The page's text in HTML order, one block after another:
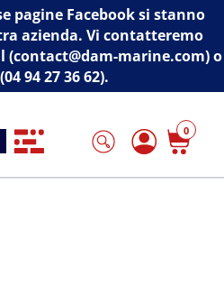
pagine Facebook si stanno
azienda. Vi contatteremo
(contact@dam-marine.com) o
94 27 36 62).
0